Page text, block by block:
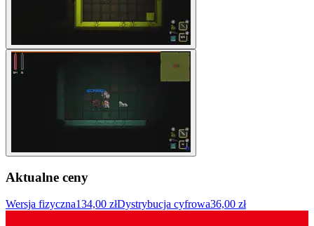
Aktualne ceny
Wersja fizyczna134,00 złDystrybucja cyfrowa36,00 zł